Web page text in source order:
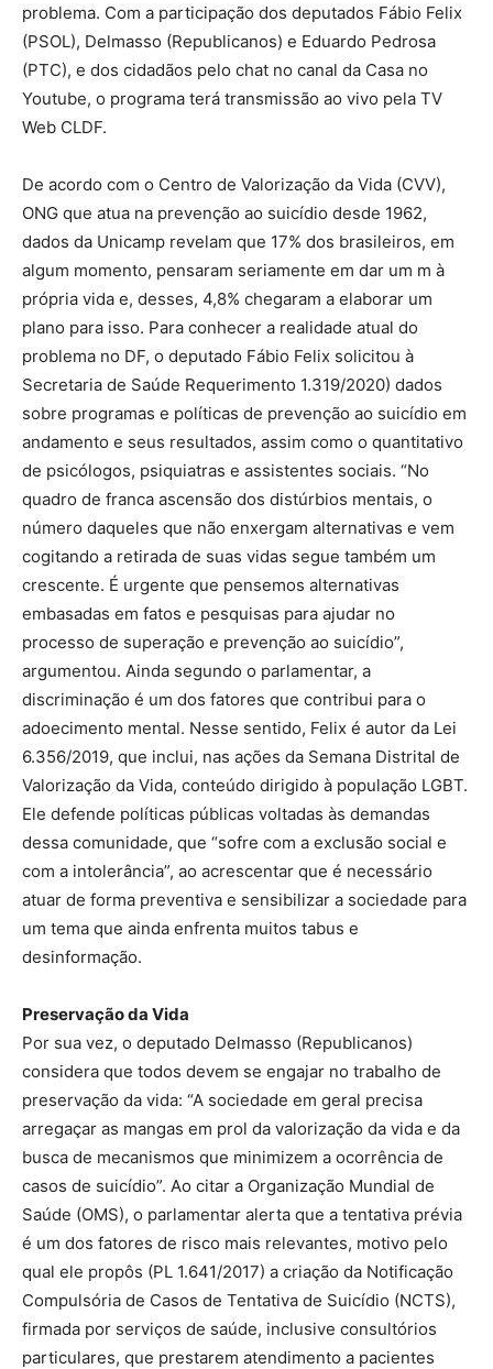
problema. Com a participação dos deputados Fábio Felix
(PSOL), Delmasso (Republicanos) e Eduardo Pedrosa
(PTC), e dos cidadãos pelo chat no canal da Casa no
Youtube, o programa terá transmissão ao vivo pela TV
Web CLDF.
De acordo com o Centro de Valorização da Vida (CVV),
ONG que atua na prevenção ao suicídio desde 1962,
dados da Unicamp revelam que 17% dos brasileiros, em
algum momento, pensaram seriamente em dar um m à
própria vida e, desses, 4,8% chegaram a elaborar um
plano para isso. Para conhecer a realidade atual do
problema no DF, o deputado Fábio Felix solicitou à
Secretaria de Saúde Requerimento 1.319/2020) dados
sobre programas e políticas de prevenção ao suicídio em
andamento e seus resultados, assim como o quantitativo
de psicólogos, psiquiatras e assistentes sociais. “No
quadro de franca ascensão dos distúrbios mentais, o
número daqueles que não enxergam alternativas e vem
cogitando a retirada de suas vidas segue também um
crescente. É urgente que pensemos alternativas
embasadas em fatos e pesquisas para ajudar no
processo de superação e prevenção ao suicídio”,
argumentou. Ainda segundo o parlamentar, a
discriminação é um dos fatores que contribui para o
adoecimento mental. Nesse sentido, Felix é autor da Lei
6.356/2019, que inclui, nas ações da Semana Distrital de
Valorização da Vida, conteúdo dirigido à população LGBT.
Ele defende políticas públicas voltadas às demandas
dessa comunidade, que “sofre com a exclusão social e
com a intolerância”, ao acrescentar que é necessário
atuar de forma preventiva e sensibilizar a sociedade para
um tema que ainda enfrenta muitos tabus e
desinformação.
Preservação da Vida
Por sua vez, o deputado Delmasso (Republicanos)
considera que todos devem se engajar no trabalho de
preservação da vida: “A sociedade em geral precisa
arregaçar as mangas em prol da valorização da vida e da
busca de mecanismos que minimizem a ocorrência de
casos de suicídio”. Ao citar a Organização Mundial de
Saúde (OMS), o parlamentar alerta que a tentativa prévia
é um dos fatores de risco mais relevantes, motivo pelo
qual ele propôs (PL 1.641/2017) a criação da Notificação
Compulsória de Casos de Tentativa de Suicídio (NCTS),
firmada por serviços de saúde, inclusive consultórios
particulares, que prestarem atendimento a pacientes